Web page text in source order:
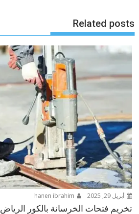
Related posts
أبريل 29, 2025
تخريم فتحات الخرسانة بالكور الرياض 0543219758